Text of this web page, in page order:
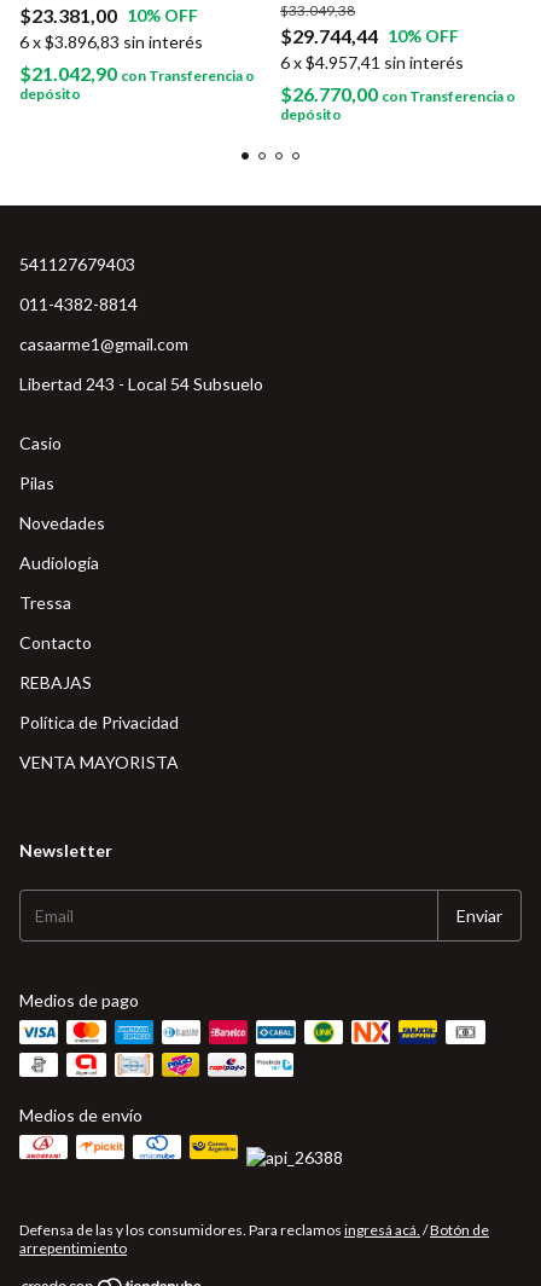
$23.381,00 10% OFF
6x$3.896,83 sin interés
$21.042,90 con Transferencia o
depósito
$29.744,44
$33.049,38
10% OFF
6x$4.957,41 sin interés
$26.770,00 con Transferencia o
depósito
541127679403
011-4382-8814
casaarme1@gmail.com
Libertad 243 - Local 54 Subsuelo
Casio
Pilas
Novedades
Audiología
Tressa
Contacto
REBAJAS
Política de Privacidad
VENTA MAYORISTA
Newsletter
Medios de pago
Medios de envío
Defensa de las y los consumidores. Para reclamos ingresá acá. /Botón de
arrepentimiento